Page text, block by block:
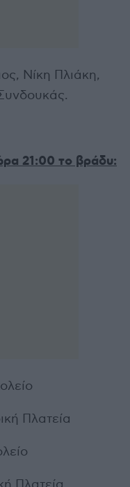
Νίκη Πλιάκη,
21:00 το βράδυ:
Πλατεία